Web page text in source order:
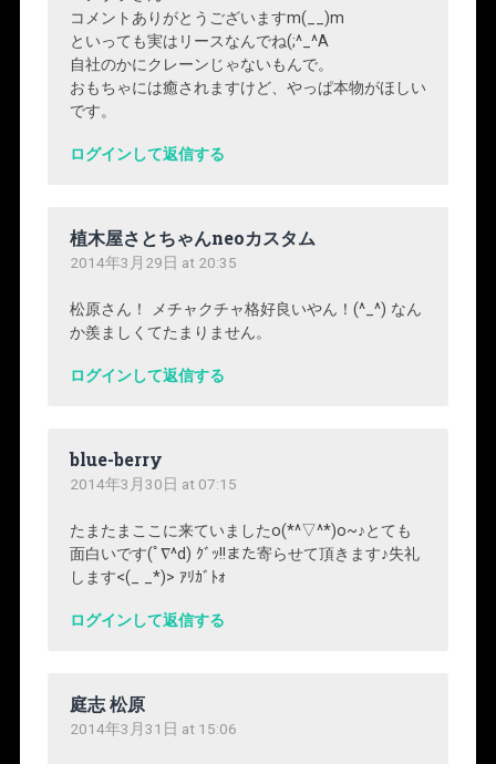
コメントありがとうございますm(__)m
といっても実はリースなんでね(;^_^A
自社のかにクレーンじゃないもんで。
おもちゃには癒されますけど、やっぱ本物がほしい
です。
ログインして返信する
植木屋さとちゃんneoカスタム
2014年3月29日 at 20:35
松原さん！ メチャクチャ格好良いやん！(^_^) なん
か羨ましくてたまりません。
ログインして返信する
blue-berry
2014年3月30日 at 07:15
たまたまここに来ていましたo(*^▽^*)o~♪とても
面白いです(ﾟ∇^d) ｸﾞｯ!!また寄らせて頂きます♪失礼
します<(_ _*)> ｱﾘｶﾞﾄｫ
ログインして返信する
庭志 松原
2014年3月31日 at 15:06